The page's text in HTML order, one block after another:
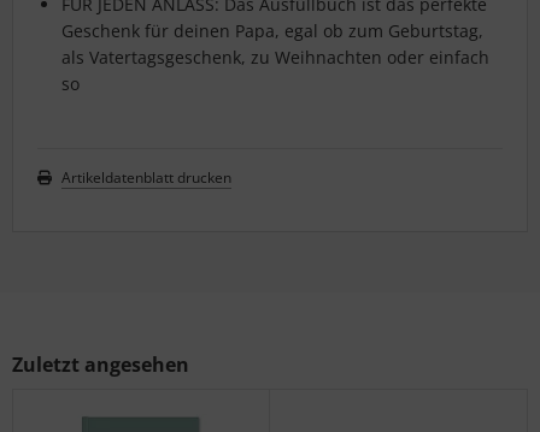
FÜR JEDEN ANLASS: Das Ausfüllbuch ist das perfekte
Geschenk für deinen Papa, egal ob zum Geburtstag,
als Vatertagsgeschenk, zu Weihnachten oder einfach
so
Artikeldatenblatt drucken
Zuletzt angesehen